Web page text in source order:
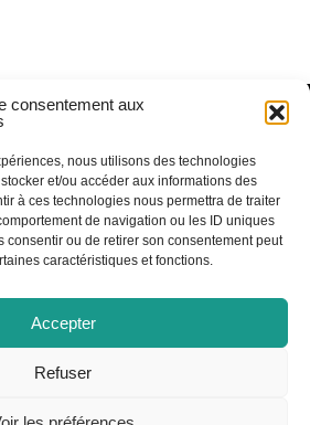
consentement aux
nous utilisons des technologies
et/ou accéder aux informations des
à ces technologies nous permettra de traiter
de navigation ou les ID uniques
consentir ou de retirer son consentement peut
caractéristiques et fonctions.
Accepter
Refuser
FICHE TECHNIQUE TOTEM